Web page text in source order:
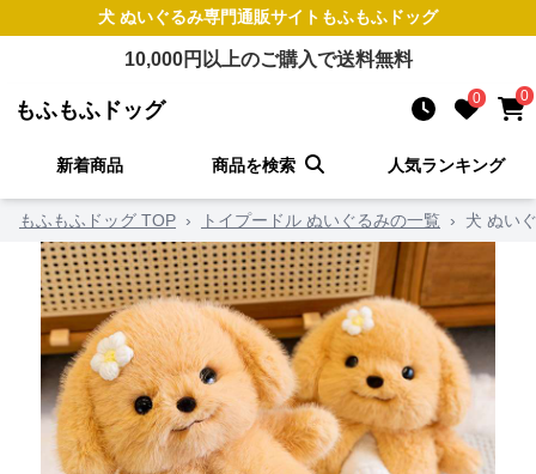
犬 ぬいぐるみ専門通販サイト もふもふドッグ
10,000円以上のご購入で送料無料
もふもふドッグ 0 0
新着商品 商品を検索 人気ランキング
もふもふドッグ TOP › トイプードル ぬいぐるみの一覧 › 犬 ぬい